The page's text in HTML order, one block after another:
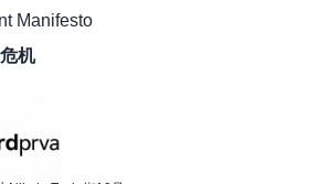
Manifesto
机